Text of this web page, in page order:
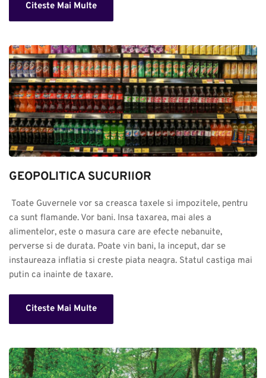
Citeste Mai Multe
GEOPOLITICA SUCURIlOR
ca sunt flamande. Vor bani. Insa taxarea, mai ales a
alimentelor, este o masura care are efecte nebanuite,
perverse si de durata. Poate vin bani, la inceput, dar se
instaureaza inflatia si creste piata neagra. Statul castiga mai
putin ca inainte de taxare.
Citeste Mai Multe